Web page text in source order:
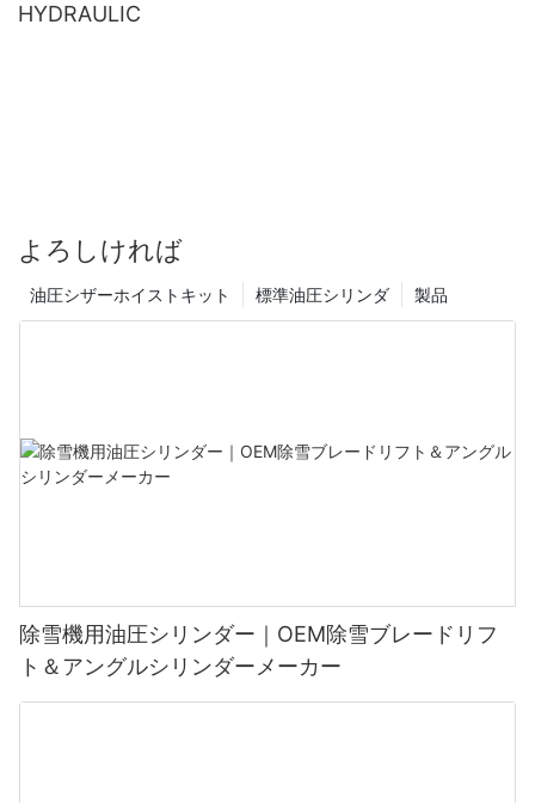
HYDRAULIC
よろしければ
製品
標準油圧シリンダ
油圧シザーホイストキット
除雪機用油圧シリンダー｜OEM除雪ブレードリフ
ト＆アングルシリンダーメーカー